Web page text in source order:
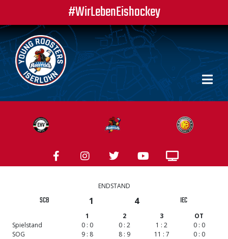
#WirLebenEishockey
ENDSTAND
IEC
SCB 1 4
1 2 3
OT
Spielstand
0 : 0 0 : 2 1 : 2
0 : 0
SOG
9 : 8 8 : 9 11 : 7 0 : 0